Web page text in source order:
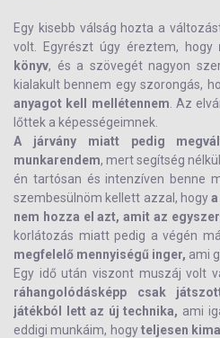
Egy kisebb válság hozta a
volt. Egyrészt úgy éreztem, hogy
könyv, és a szövegét nagyon
kialakult bennem egy szorongás,
anyagot kell mellétennem. Az
lőttek a képességeimnek.
A járvány miatt pedig
munkarendem, mert segítség
én tartósan és intenzíven benne
szembesülnöm kellett azzal, hogy
nem hozza el azt, amit az
korlátozás miatt pedig a végén
megfelelő mennyiségű inger, ami
Egy idő után viszont muszáj volt
ráhangolódásképp csak
játékból lett az új technika, ami
eddigi munkáim, hogyteljesen